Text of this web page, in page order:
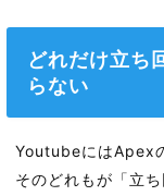
どれだけ立ち
らない
YoutubeにはApex
そのどれもが「立